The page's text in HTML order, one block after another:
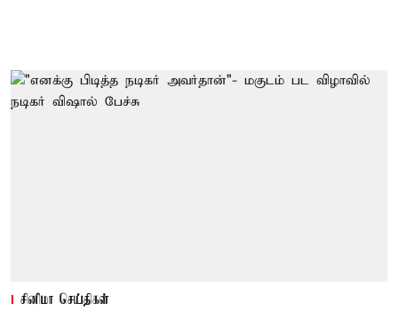
சினிமா செய்திகள்